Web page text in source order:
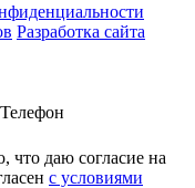
Разработка сайта
Телефон
даю согласие на
с условиями